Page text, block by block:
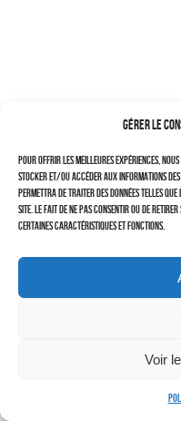
Gérer le
Pour offrir les meilleures expériences,
stocker et/ou accéder aux informations
permettra de traiter des données telles que
site. Le fait de ne pas consentir ou de
certaines caractéristiques et fonctions.
Voir
CARNET
Politique